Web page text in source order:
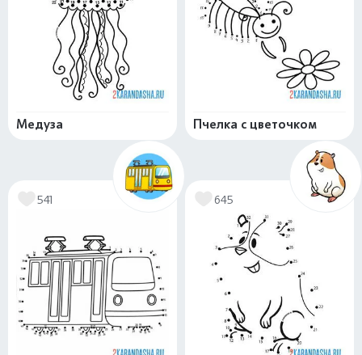
Медуза Пчелка с цветочком
541 645